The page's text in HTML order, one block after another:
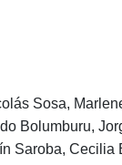
Sosa,
Bolumburu,
Saroba,